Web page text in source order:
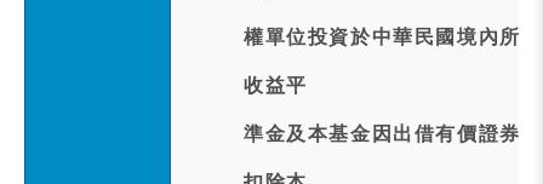
權單位投資於中華民國境內所
收益平
準金及本基金因出借有價證券